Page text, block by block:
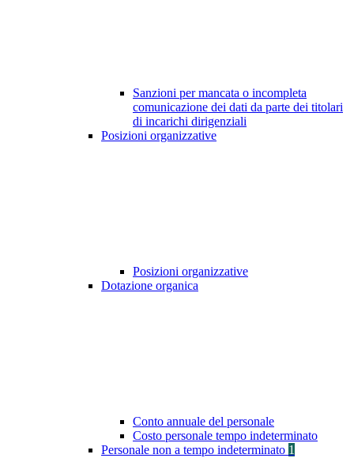
Sanzioni per mancata o incompleta
comunicazione dei dati da parte dei titolari
di incarichi dirigenziali
Posizioni organizzative
Posizioni organizzative
Dotazione organica
Conto annuale del personale
Costo personale tempo indeterminato
Personale non a tempo indeterminato 1